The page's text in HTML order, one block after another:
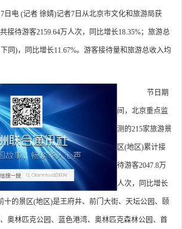
电 (记者 徐婧)记者7日从北京市文化和旅游局获
接待游客2159.64万人次，同比增长18.35%；旅游总
同)，同比增长11.67%。游客接待量和旅游总收入均
节日期
间，北京重点监
测的215家旅游景
区(地区)累计接
待游客2047.8万
人次，同比增长
十的景区(地区)是王府井、前门大街、天坛公园、颐
奥林匹克公园、蓝色港湾、奥林匹克森林公园、首